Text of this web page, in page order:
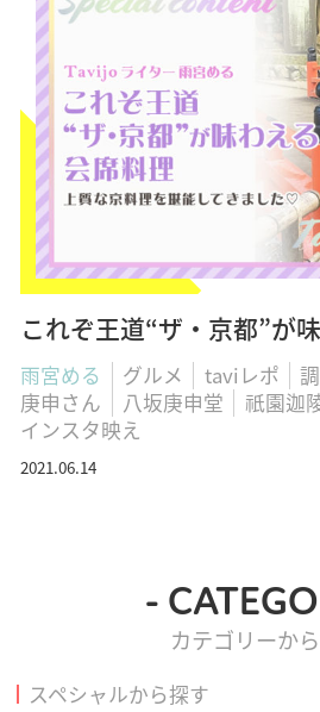
これぞ王道“ザ・京都”が
雨宮める グルメ taviレポ
庚申さん
八坂庚申堂 祇園迦
インスタ映え
2021.06.14
-
カテゴリーか
スペシャルから探す